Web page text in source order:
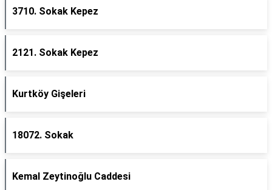
3710. Sokak Kepez
2121. Sokak Kepez
Kurtköy Gişeleri
18072. Sokak
Kemal Zeytinoğlu Caddesi